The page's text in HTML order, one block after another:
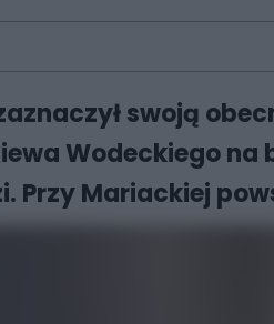
swoją
Wodeckiego na
Mariackiej